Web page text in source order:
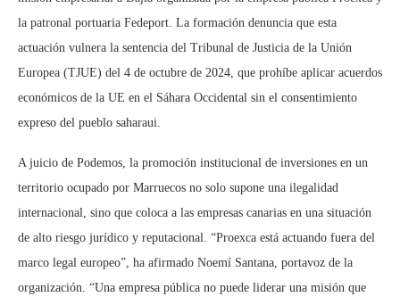
la patronal portuaria Fedeport. La formación denuncia que esta
actuación vulnera la sentencia del Tribunal de Justicia de la Unión
Europea (TJUE) del 4 de octubre de 2024, que prohíbe aplicar acuerdos
económicos de la UE en el Sáhara Occidental sin el consentimiento
expreso del pueblo saharaui.
A juicio de Podemos, la promoción institucional de inversiones en un
territorio ocupado por Marruecos no solo supone una ilegalidad
internacional, sino que coloca a las empresas canarias en una situación
de alto riesgo jurídico y reputacional. “Proexca está actuando fuera del
marco legal europeo”, ha afirmado Noemí Santana, portavoz de la
organización. “Una empresa pública no puede liderar una misión que